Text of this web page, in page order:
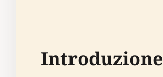
Introduzione